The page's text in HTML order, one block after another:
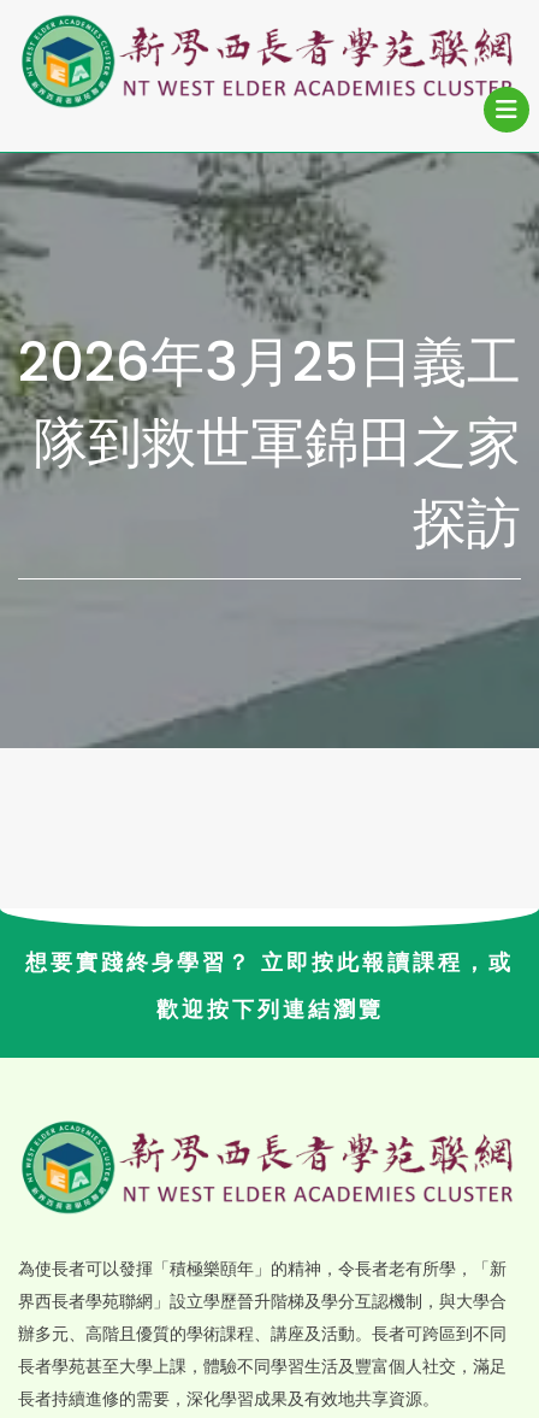
2026年3月25日義工
隊到救世軍錦田之家
探訪
想要實踐終身學習？ 立即按此報讀課程，或
歡迎按下列連結瀏覽
為使長者可以發揮「積極樂頤年」的精神，令長者老有所學，「新
界西長者學苑聯網」設立學歷晉升階梯及學分互認機制，與大學合
辦多元、高階且優質的學術課程、講座及活動。長者可跨區到不同
長者學苑甚至大學上課，體驗不同學習生活及豐富個人社交，滿足
長者持續進修的需要，深化學習成果及有效地共享資源。